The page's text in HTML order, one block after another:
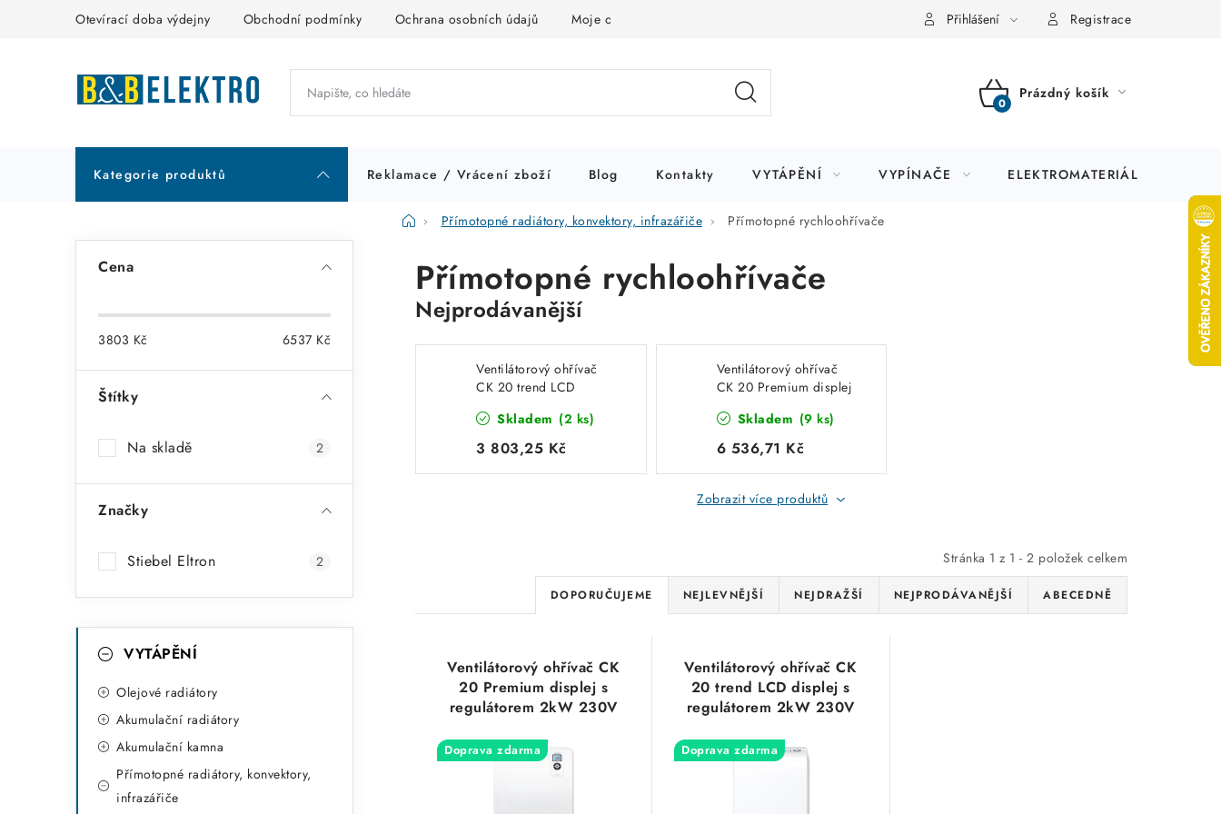
Otevírací doba výdejny Obchodní podmínky Ochrana osobních údajů Moje objednávka Přihlášení Registrace
NÁKUPNÍ
Prázdný košík
Kategorie produktů Reklamace / Vrácení zboží Blog Kontakty VYTÁPĚNÍ VYPÍNAČE ELEKTROMATERIÁL
DomůPřímotopné radiátory, konvektory, infrazářiče Přímotopné rychloohřívače
t
n
a
n
Cena
3803 Kč 6537 Kč
Štítky
Na skladě 2
Značky
Stiebel Eltron 2
kategorieVYTÁPĚNÍ
Olejové radiátory
Akumulační radiátory
Akumulační kamna
Přímotopné radiátory, konvektory,
infrazářiče
Přímotopné rychloohřívače
Nejprodávanější
Ventilátorový ohřívač
CK 20 trend LCD
2kW 230V plastový
kryt Stiebel-Eltron
236653
Skladem (2 ks)
3 803,25 Kč
Ventilátorový ohřívač
CK 20 Premium displej
230V hliníkový kryt
Stiebel-Eltron 237835
Skladem (9 ks)
6 536,71 Kč
Zobrazit více produktů
Stránka 1 z 1 - 2 položek celkem
Ř
a
z
e
n
í
DOPORUČUJEME NEJLEVNĚJŠÍ NEJDRAŽŠÍ NEJPRODÁVANĚJŠÍ ABECEDNĚ
Ventilátorový ohřívač CK
20 Premium displej s
regulátorem 2kW 230V
Eltron 237835
Doprava zdarma
Ventilátorový ohřívač CK
20 trend LCD displej s
regulátorem 2kW 230V
236653
Doprava zdarma